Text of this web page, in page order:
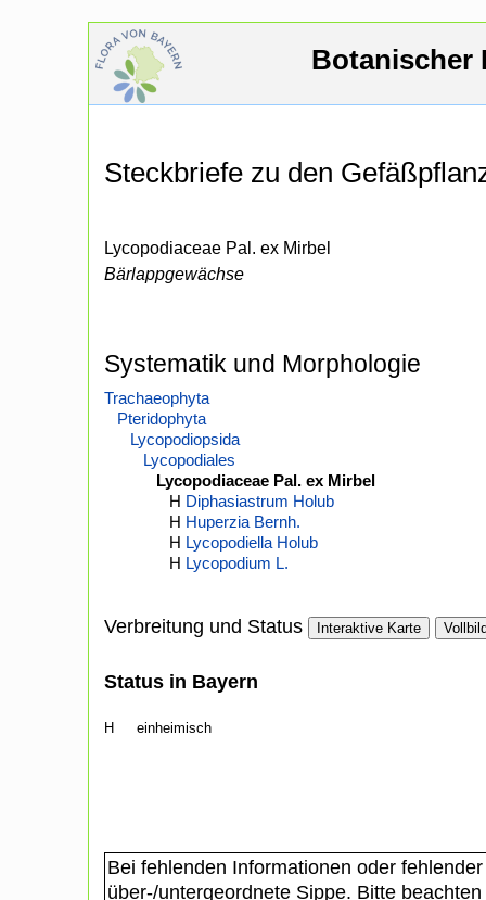
Botanischer
Steckbriefe zu den
Lycopodiaceae Pal. ex Mirbel
Bärlappgewächse
Systematik und Morphologie
Trachaeophyta
Pteridophyta
Lycopodiopsida
Lycopodiales
Lycopodiaceae Pal. ex Mirbel
H Diphasiastrum Holub
H Huperzia Bernh.
H Lycopodiella Holub
H Lycopodium L.
Verbreitung und Status Interaktive Karte
Status in Bayern
H einheimisch
Bei fehlenden Informationen oder
über-/untergeordnete Sippe. Bitte